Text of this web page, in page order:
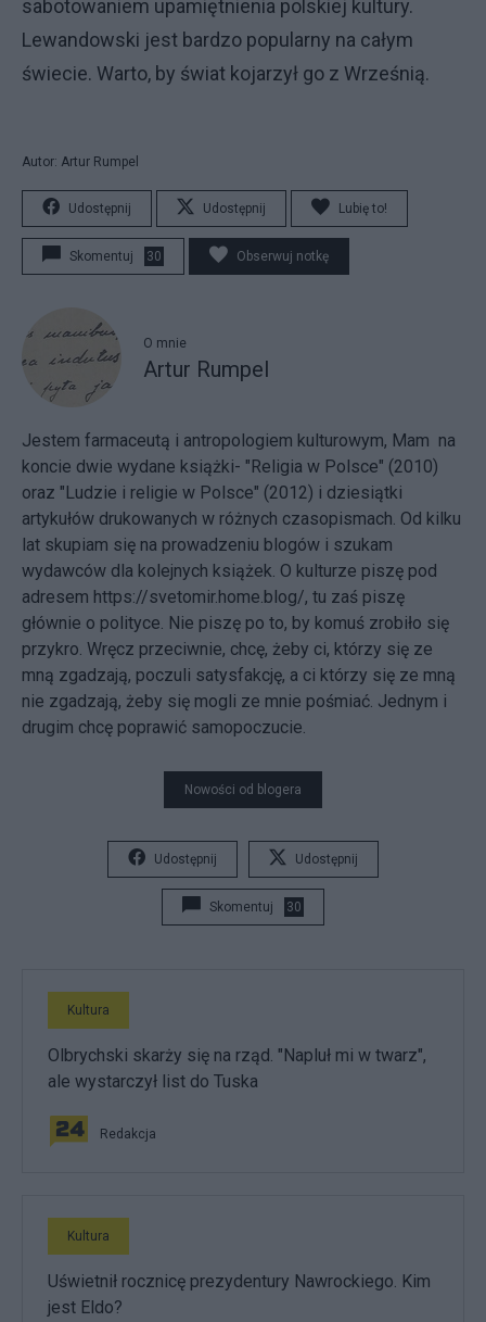
sabotowaniem upamiętnienia polskiej kultury.
Lewandowski jest bardzo popularny na całym
świecie. Warto, by świat kojarzył go z Wrześnią.
Autor: Artur Rumpel
Udostępnij Udostępnij Lubię to!
Skomentuj 30 Obserwuj notkę
O mnie
Artur Rumpel
Jestem farmaceutą i antropologiem kulturowym, Mam na
koncie dwie wydane książki- "Religia w Polsce" (2010)
oraz "Ludzie i religie w Polsce" (2012) i dziesiątki
artykułów drukowanych w różnych czasopismach. Od kilku
lat skupiam się na prowadzeniu blogów i szukam
wydawców dla kolejnych książek. O kulturze piszę pod
adresem https://svetomir.home.blog/, tu zaś piszę
głównie o polityce. Nie piszę po to, by komuś zrobiło się
przykro. Wręcz przeciwnie, chcę, żeby ci, którzy się ze
mną zgadzają, poczuli satysfakcję, a ci którzy się ze mną
nie zgadzają, żeby się mogli ze mnie pośmiać. Jednym i
drugim chcę poprawić samopoczucie.
Nowości od blogera
Udostępnij Udostępnij
Skomentuj 30
Kultura
Olbrychski skarży się na rząd. "Napluł mi w twarz",
ale wystarczył list do Tuska
Redakcja
Kultura
Uświetnił rocznicę prezydentury Nawrockiego. Kim
jest Eldo?